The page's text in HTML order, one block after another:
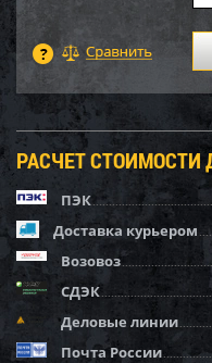
РАСЧЕТ СТОИМОСТИ
ПЭК
Доставка курьером
Возовоз
СДЭК
Деловые линии
Почта России